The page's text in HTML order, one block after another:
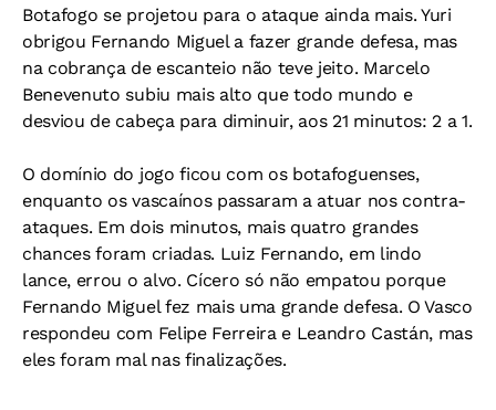
Botafogo se projetou para o ataque ainda mais. Yuri
obrigou Fernando Miguel a fazer grande defesa, mas
na cobrança de escanteio não teve jeito. Marcelo
Benevenuto subiu mais alto que todo mundo e
desviou de cabeça para diminuir, aos 21 minutos: 2 a 1.
O domínio do jogo ficou com os botafoguenses,
enquanto os vascaínos passaram a atuar nos contra-
ataques. Em dois minutos, mais quatro grandes
chances foram criadas. Luiz Fernando, em lindo
lance, errou o alvo. Cícero só não empatou porque
Fernando Miguel fez mais uma grande defesa. O Vasco
respondeu com Felipe Ferreira e Leandro Castán, mas
eles foram mal nas finalizações.